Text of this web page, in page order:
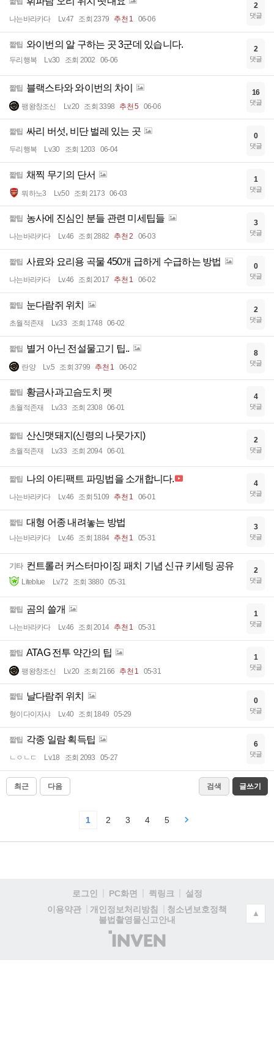
나는바라카다 Lv.47 조회 2379 추천 1 06-06
2
댓글
짧팁 와이번의 알 구하는 곳 3군데 있습니다.
두리행복 Lv.30 조회 2002 06-06
2
댓글
짧팁 블랙스타와 와이번의 차이
팽왕창조신 Lv.20 조회 3398 추천 5 06-06
16
댓글
짧팁 싸리 버섯, 비단 벌레 있는 곳
두리행복 Lv.30 조회 1203 06-04
0
댓글
짧팁 채찍 무기의 단서
뭐하노3 Lv.50 조회 2173 06-03
1
댓글
짧팁 농사에 진심인 분들 관련 미세팁들
나는바라카다 Lv.46 조회 2882 추천 2 06-03
3
댓글
짧팁 사료와 요리용 곡물 450개 급하게 수급하는 방법
나는바라카다 Lv.46 조회 2017 추천 1 06-02
0
댓글
짧팁 눈다람쥐 위치
초월적존재 Lv.33 조회 1748 06-02
2
댓글
짧팁 별거 아닌 전설물고기 팁..
란양 Lv.5 조회 3799 추천 1 06-02
8
댓글
짧팁 황금사과고슴도치 펫
초월적존재 Lv.33 조회 2308 06-01
4
댓글
짧팁 산신맷돼지(신령의 나뭇가지)
초월적존재 Lv.33 조회 2094 06-01
2
댓글
짧팁 나의 아티팩트 파밍법을 소개합니다.
나는바라카다 Lv.46 조회 5109 추천 1 06-01
4
댓글
짧팁 대형 어종 내려놓는 방법
나는바라카다 Lv.46 조회 1884 추천 1 05-31
3
댓글
기타 컨트롤러 커스터마이징 패치 기념 신규 키세팅 공유
Liteblue Lv.72 조회 3880 05-31
2
댓글
짧팁 곰의 쓸개
나는바라카다 Lv.46 조회 2014 추천 1 05-31
1
댓글
짧팁 ATAG 전투 약간의 팁
팽왕창조신 Lv.20 조회 2166 추천 1 05-31
1
댓글
짧팁 날다람쥐 위치
형이다이자샤 Lv.40 조회 1849 05-29
0
댓글
짧팁 각종 일람 획득팁
ㄴㅇㄴㄷ Lv.18 조회 2093 05-27
6
댓글
최근 다음 검색 글쓰기
1 2 3 4 5
로그인 PC화면 퀵링크
설정
이용약관
개인정보처리방침
청소년보호정책
불법촬영물신고안내
(주)
인
▲